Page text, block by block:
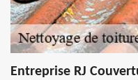
Entreprise RJ